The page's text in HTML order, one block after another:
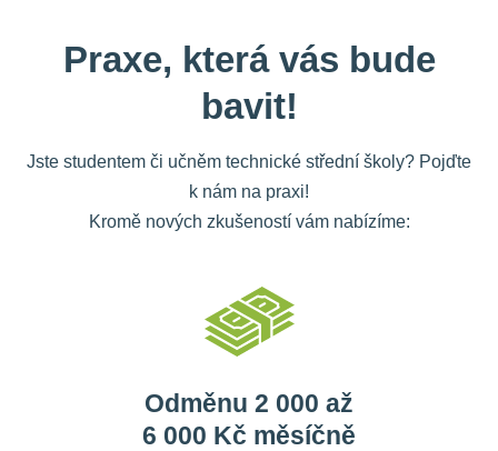
Praxe, která vás bude
bavit!
Jste studentem či učněm technické střední školy? Pojďte
k nám na praxi!
Kromě nových zkušeností vám nabízíme:
Odměnu 2 000 až
6 000 Kč měsíčně